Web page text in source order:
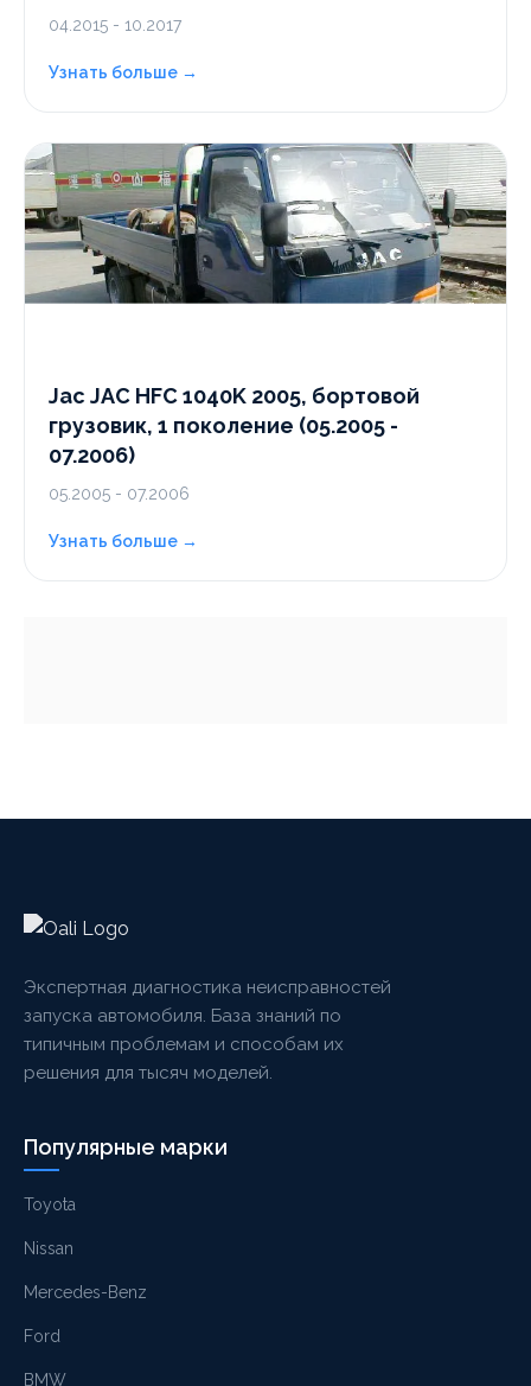
04.2015 - 10.2017
Узнать больше →
Jac JAC HFC 1040K 2005, бортовой
грузовик, 1 поколение (05.2005 -
07.2006)
05.2005 - 07.2006
Узнать больше →
Экспертная диагностика неисправностей
запуска автомобиля. База знаний по
типичным проблемам и способам их
решения для тысяч моделей.
Популярные марки
Toyota
Nissan
Mercedes-Benz
Ford
BMW